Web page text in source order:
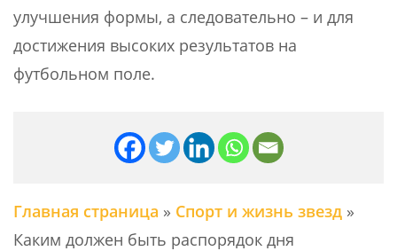
улучшения формы, а следовательно – и для
достижения высоких результатов на
футбольном поле.
Главная страница » Спорт и жизнь звезд »
Каким должен быть распорядок дня